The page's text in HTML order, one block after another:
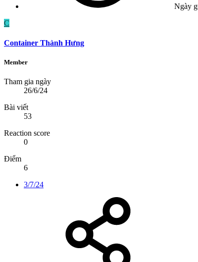
Ngày
C
Container Thành Hưng
Member
Tham gia ngày
26/6/24
Bài viết
53
Reaction score
0
Điểm
6
3/7/24